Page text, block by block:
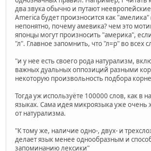
два звука обычно и путают
America будет произносится как "амелика"
непонятно, почему амевика? чем это
японцы могут произносить "америка",
"л". Главное запомнить, что "л=р" во всех
"и у нее есть своего рода натурализм,
важных дуальных оппозиций разными
некоторую произвольность подбора
Тогда уж используёте 100000 слов, как в
языках. Сама идея микроязыка уже очень
от натурализма.
"К тому же, наличие одно-, двух- и
делает язык менее однообразным и
запоминанию лексики"